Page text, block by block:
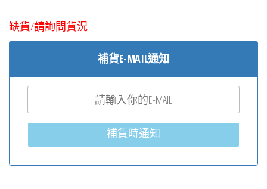
缺貨/請詢問貨況
補貨E-MAIL通知
補貨時通知